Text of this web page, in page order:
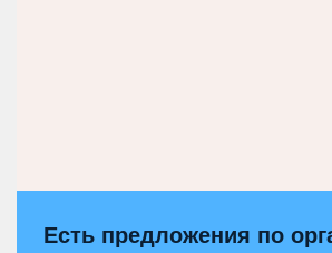
Есть предложения по